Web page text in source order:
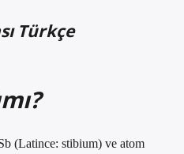
Türkçe
(Latince: stibium) ve atom